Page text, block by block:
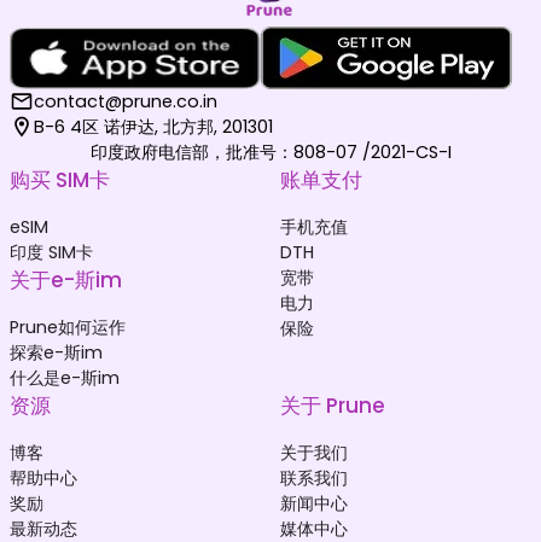
contact@prune.co.in
B-6 4区 诺伊达, 北方邦, 201301
印度政府电信部，批准号：808-07 /2021-CS-I
购买 SIM卡
eSIM
印度 SIM卡
关于e-斯im
Prune如何运作
探索e-斯im
什么是e-斯im
账单支付
手机充值
DTH
宽带
电力
保险
资源
博客
帮助中心
奖励
最新动态
关于 Prune
关于我们
联系我们
新闻中心
媒体中心